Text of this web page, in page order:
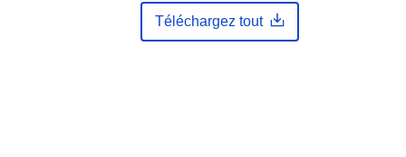
Téléchargez tout
Ajoutée à data.europa.eu: 29 April